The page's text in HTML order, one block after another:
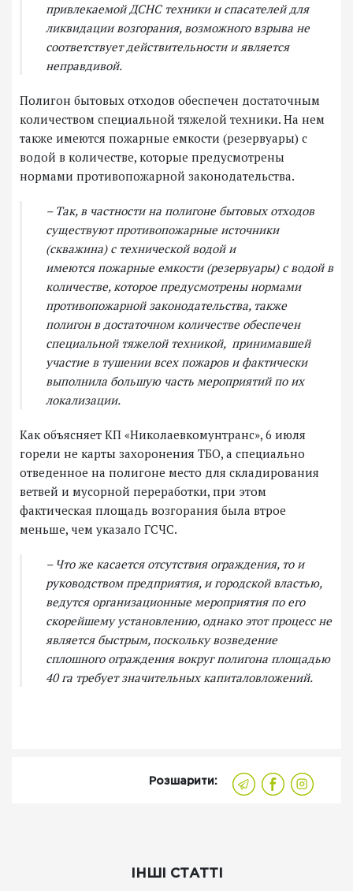
привлекаемой ДСНС техники и спасателей для
ликвидации возгорания, возможного взрыва не
соответствует действительности и является
неправдивой.
Полигон бытовых отходов обеспечен достаточным
количеством специальной тяжелой техники. На нем
также имеются пожарные емкости (резервуары) с
водой в количестве, которые предусмотрены
нормами противопожарной законодательства.
– Так, в частности на полигоне бытовых отходов
существуют противопожарные источники
(скважина) с технической водой и
имеются пожарные емкости (резервуары) с водой в
количестве, которое предусмотрены нормами
противопожарной законодательства, также
полигон в достаточном количестве обеспечен
специальной тяжелой техникой, принимавшей
участие в тушении всех пожаров и фактически
выполнила большую часть мероприятий по их
локализации.
Как объясняет КП «Николаевкомунтранс», 6 июля
горели не карты захоронения ТБО, а специально
отведенное на полигоне место для складирования
ветвей и мусорной переработки, при этом
фактическая площадь возгорания была втрое
меньше, чем указало ГСЧС.
– Что же касается отсутствия ограждения, то и
руководством предприятия, и городской властью,
ведутся организационные мероприятия по его
скорейшему установлению, однако этот процесс не
является быстрым, поскольку возведение
сплошного ограждения вокруг полигона площадью
40 га требует значительных капиталовложений.
Розшарити:
ІНШІ СТАТТІ